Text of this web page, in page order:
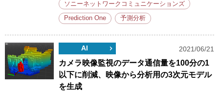
ソニーネットワークコミュニケーションズ
Prediction One 予測分析
AI 2021/06/21
カメラ映像監視のデータ通信量を100分の1
以下に削減、映像から分析用の3次元モデル
を生成